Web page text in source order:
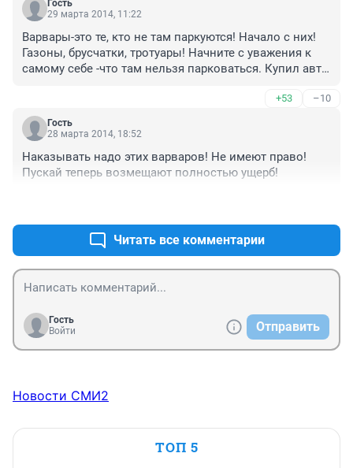
было или это была чья то и её сожгли сами хозяева
Гость
29 марта 2014, 11:22
Варвары-это те, кто не там паркуются! Начало с них!
Газоны, брусчатки, тротуары! Начните с уважения к
самому себе -что там нельзя парковаться. Купил авто
поддерживаю поджог ни в коей мере, но автохамство
процветает
+53 –10
Гость
28 марта 2014, 18:52
Наказывать надо этих варваров! Не имеют право!
Пускай теперь возмещают полностью ущерб!
Читать все комментарии
Гость
Войти
Отправить
Новости СМИ2
ТОП 5